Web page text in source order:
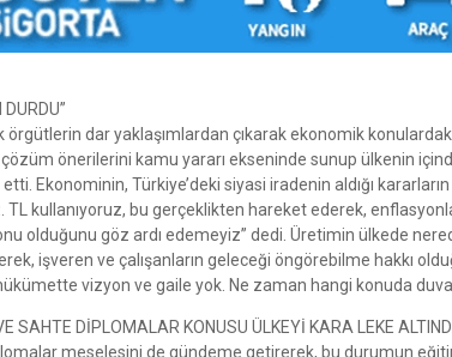
dar yaklaşımlardan çıkarak ekonomik
önerilerini kamu yararı ekseninde sunup ülkenin içinde
Ekonominin, Türkiye’deki siyasi iradenin aldığı
TL kullanıyoruz, bu gerçeklikten hareket ederek,
olduğunu göz ardı edemeyiz” dedi. Üretimin ülkede
işveren ve çalışanların geleceği öngörebilme hakkı
vizyon ve gaile yok. Ne zaman hangi konuda
SAHTE DİPLOMALAR KONUSU ÜLKEYİ KARA LEKE
meselesini de gündeme getirerek, bu durumun